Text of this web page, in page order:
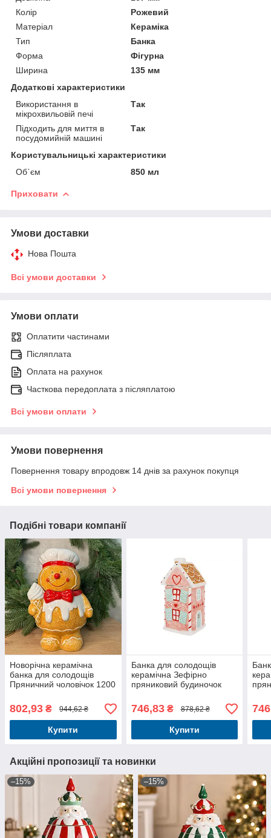
Колір
Рожевий
Матеріал
Кераміка
Тип
Банка
Форма
Фігурна
Ширина
135 мм
Додаткові характеристики
Використання в
мікрохвильовій печі
Так
Підходить для миття в
посудомийній машині
Так
Користувальницькі характеристики
Об`єм
850 мл
Приховати
Умови доставки
Нова Пошта
Всі умови доставки
Умови оплати
Оплатити частинами
Післяплата
Оплата на рахунок
Часткова передоплата з післяплатою
Всі умови оплати
Умови повернення
Повернення товару впродовж 14 днів за рахунок покупця
Всі умови повернення
Подібні товари компанії
Новорічна керамічна
банка для солодощів
Пряничний чоловічок 1200
802,93 ₴ 944,62 ₴
Купити
Банка для солодощів
керамічна Зефірно
пряниковий будиночок
746,83₴ 878,62 ₴
Купити
Акційні пропозиції та новинки
–15% –15%